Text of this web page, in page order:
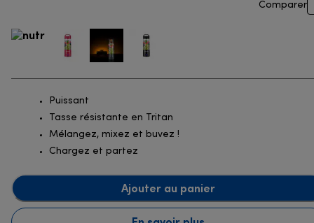
Comparer
Puissant
Tasse résistante en Tritan
Mélangez, mixez et buvez !
Chargez et partez
Ajouter au panier